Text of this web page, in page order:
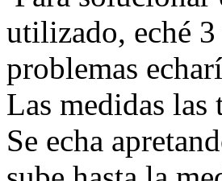
utilizado, eché
problemas
Las medidas
Se echa